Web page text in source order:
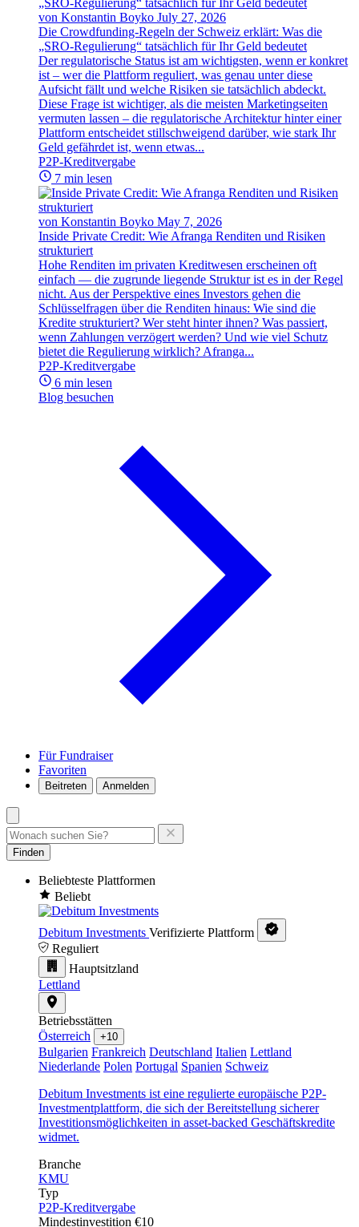
von Konstantin Boyko July 27, 2026
Die Crowdfunding-Regeln der Schweiz erklärt: Was die
„SRO-Regulierung“ tatsächlich für Ihr Geld bedeutet
Der regulatorische Status ist am wichtigsten, wenn er konkret
ist – wer die Plattform reguliert, was genau unter diese
Aufsicht fällt und welche Risiken sie tatsächlich abdeckt.
Diese Frage ist wichtiger, als die meisten Marketingseiten
vermuten lassen – die regulatorische Architektur hinter einer
Plattform entscheidet stillschweigend darüber, wie stark Ihr
Geld gefährdet ist, wenn etwas...
P2P-Kreditvergabe
7 min lesen
von Konstantin Boyko May 7, 2026
Inside Private Credit: Wie Afranga Renditen und Risiken
strukturiert
Hohe Renditen im privaten Kreditwesen erscheinen oft
einfach — die zugrunde liegende Struktur ist es in der Regel
nicht. Aus der Perspektive eines Investors gehen die
Schlüsselfragen über die Renditen hinaus: Wie sind die
Kredite strukturiert? Wer steht hinter ihnen? Was passiert,
wenn Zahlungen verzögert werden? Und wie viel Schutz
bietet die Regulierung wirklich? Afranga...
P2P-Kreditvergabe
6 min lesen
Blog besuchen
Für Fundraiser
Favoriten
Beitreten Anmelden
Finden
Beliebteste Plattformen
Beliebt
Debitum Investments Verifizierte Plattform
Reguliert
Hauptsitzland
Lettland
Betriebsstätten
Österreich
+10
Bulgarien Frankreich Deutschland Italien Lettland
Niederlande Polen Portugal Spanien Schweiz
Debitum Investments ist eine regulierte europäische P2P-
Investmentplattform, die sich der Bereitstellung sicherer
Investitionsmöglichkeiten in asset-backed Geschäftskredite
widmet.
Branche
KMU
Typ
P2P-Kreditvergabe
Mindestinvestition €10